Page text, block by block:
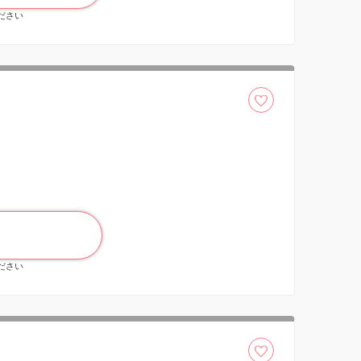
さい
さい